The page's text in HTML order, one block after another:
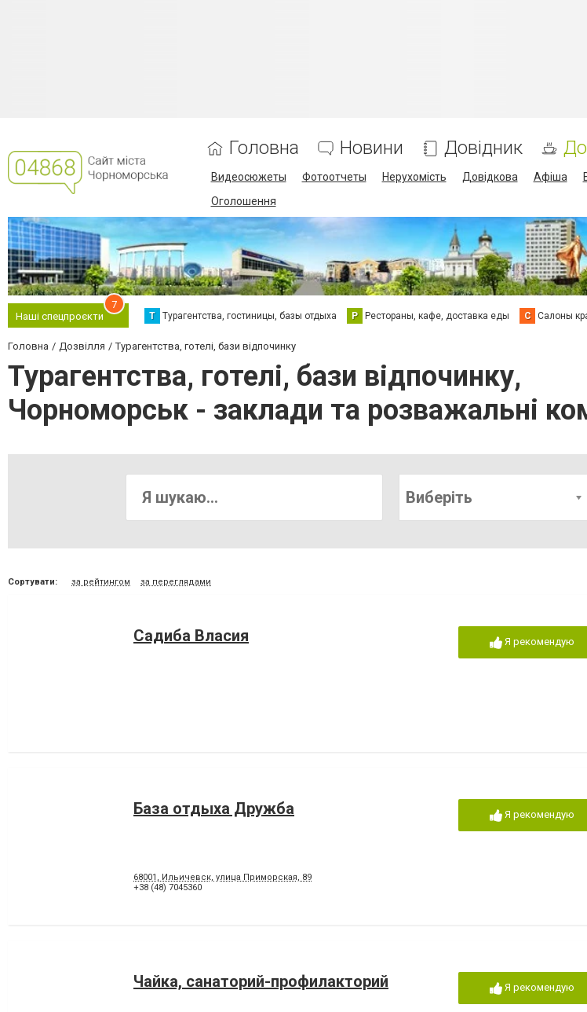
Головна Новини Довідник
Видеосюжеты Фотоотчеты Нерухомість Довідкова Афіша
Оголошення
Наші спецпроєкти
7
Т Турагентства, гостиницы, базы отдыха Р Рестораны, кафе, доставка еды С Салоны
Головна Дозвілля Турагентства, готелі, бази відпочинку
Турагентства, готелі, бази відпочинку,
Чорноморськ - заклади та розважальні
Виберіть
Сортувати: за рейтингом за переглядами
Садиба Власия Я рекомендую
База отдыха Дружба
68001, Ильичевск, улица Приморская, 89
+38 (48) 7045360
Я рекомендую
Чайка, санаторий-профилакторий Я рекомендую